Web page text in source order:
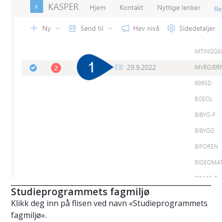
Studieprogrammets fagmiljø
Klikk deg inn på flisen ved navn «Studieprogrammets
fagmiljø».